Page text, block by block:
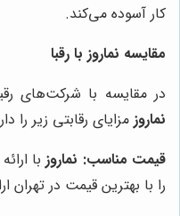
کار آسوده می‌کند.
مقایسه نماروز با رقبا
در مقایسه با شرکت‌های
نماروز مزایای رقابتی زیر را
قیمت مناسب: نماروزبا
را با بهترین قیمت در تهران